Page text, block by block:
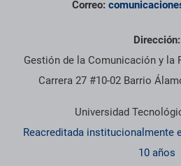
Correo:
Dirección:
Gestión de la Comunicación y la
Carrera 27 #10-02 Barrio
Universidad
Reacreditada institucionalmente
10 años